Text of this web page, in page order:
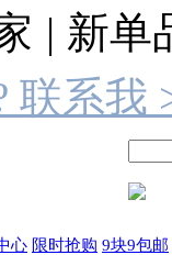
| 新单
联系我
心 限时抢购 9块9包邮